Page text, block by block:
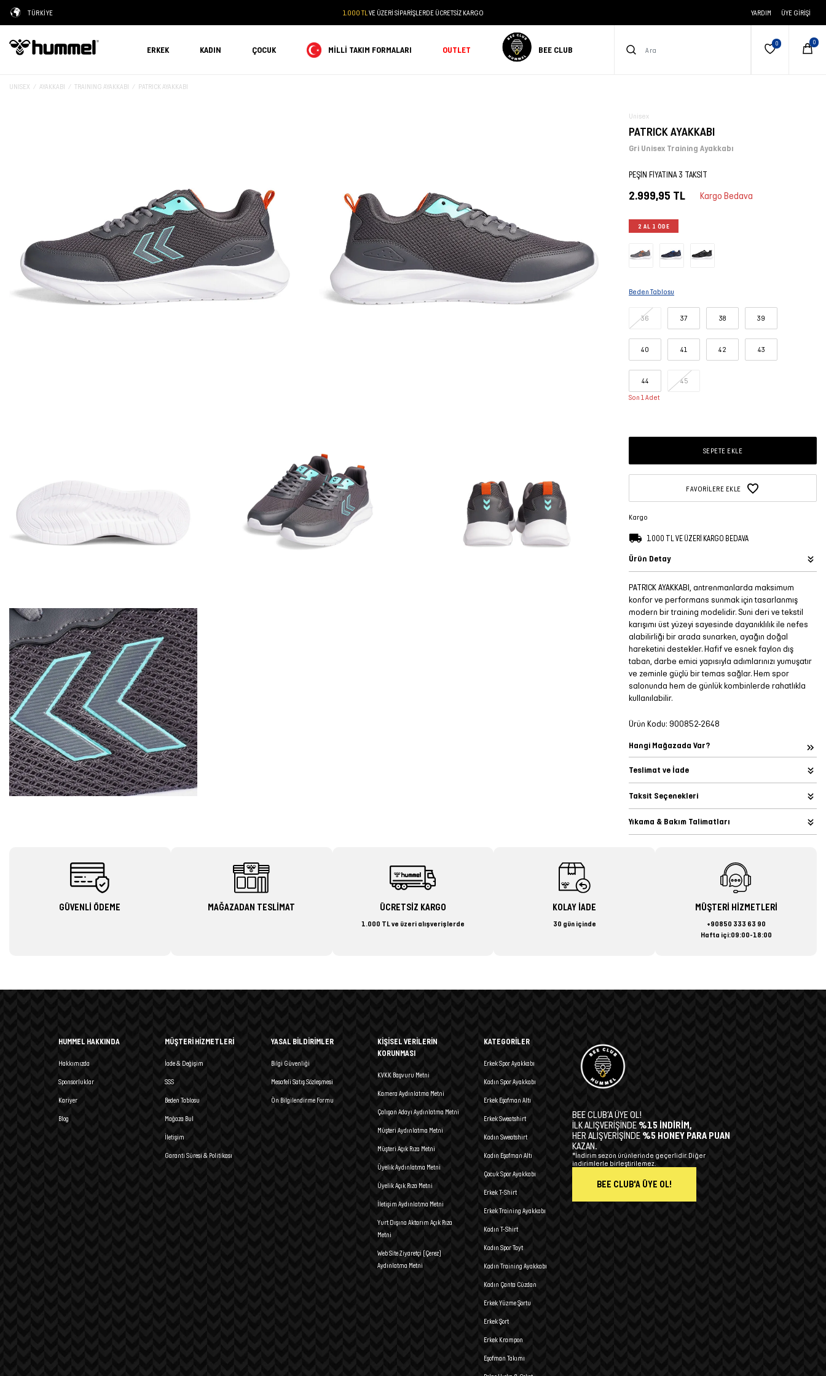
TÜRKİYE 1.000 TL VE ÜZERİ SİPARİŞLERDE ÜCRETSİZ KARGO YARDIM ÜYE GIRIŞI
ERKEK KADIN ÇOCUK MILLI TAKIM FORMALARI OUTLET BEE CLUB
UNISEX AYAKKABI TRAINING AYAKKABI PATRICK AYAKKABI
Unisex
PATRICK AYAKKABI
Gri Unisex Training Ayakkabı
PEŞİN FİYATINA 3 TAKSİT
2.999,95 TL Kargo Bedava
2 AL 1 ÖDE
Beden Tablosu
36 37 38 39
40 41 42 43
44
Son 1 Adet
45
SEPETE EKLE
FAVORILERE EKLE
Kargo
1.000 TL VE ÜZERİ KARGO BEDAVA
Ürün Detay
PATRICK AYAKKABI, antrenmanlarda maksimum
konfor ve performans sunmak için tasarlanmış
modern bir training modelidir. Suni deri ve tekstil
karışımı üst yüzeyi sayesinde dayanıklılık ile nefes
alabilirliği bir arada sunarken, ayağın doğal
hareketini destekler. Hafif ve esnek faylon dış
taban, darbe emici yapısıyla adımlarınızı yumuşatır
ve zeminle güçlü bir temas sağlar. Hem spor
salonunda hem de günlük kombinlerde rahatlıkla
kullanılabilir.
Ürün Kodu: 900852-2648
Hangi Mağazada Var?
Teslimat ve İade
Taksit Seçenekleri
Yıkama & Bakım Talimatları
GÜVENLİ ÖDEME MAĞAZADAN TESLİMAT ÜCRETSİZ KARGO
1.000 TL ve üzeri alışverişlerde
KOLAY İADE
30 gün içinde
MÜŞTERİ HİZMETLERİ
+90850 333 63 90
Hafta içi:09:00-18:00
HUMMEL HAKKINDA
Hakkımızda
Sponsorluklar
Kariyer
Blog
MÜŞTERİ HİZMETLERİ
İade & Değişim
SSS
Beden Tablosu
Mağaza Bul
İletişim
Garanti Süresi & Politikası
YASAL BİLDİRİMLER
Bilgi Güvenliği
Mesafeli Satış Sözleşmesi
Ön Bilgilendirme Formu
KİŞİSEL VERİLERİN
KORUNMASI
KVKK Başvuru Metni
Kamera Aydınlatma Metni
Çalışan Adayı Aydınlatma Metni
Müşteri Aydınlatma Metni
Müşteri Açık Rıza Metni
Üyelik Aydınlatma Metni
Üyelik Açık Rıza Metni
İletişim Aydınlatma Metni
Yurt Dışına Aktarım Açık Rıza
Metni
Web Site Ziyaretçi (Çerez)
Aydınlatma Metni
KATEGORİLER
Erkek Spor Ayakkabı
Kadın Spor Ayakkabı
Erkek Eşofman Altı
Erkek Sweatshirt
Kadın Sweatshirt
Kadın Eşofman Altı
Çocuk Spor Ayakkabı
Erkek T-Shirt
Erkek Training Ayakkabı
Kadın T-Shirt
Kadın Spor Tayt
Kadın Training Ayakkabı
Kadın Çanta Cüzdan
Erkek Yüzme Şortu
Erkek Şort
Erkek Krampon
Eşofman Takımı
BEE CLUB’A ÜYE OL!
İLK ALIŞVERİŞİNDE %15 İNDİRİM,
HER ALIŞVERİŞİNDE %5 HONEY PARA PUAN
KAZAN.
*İndirim sezon ürünlerinde geçerlidir. Diğer
indirimlerle birleştirilemez.
BEE CLUB'A ÜYE OL!